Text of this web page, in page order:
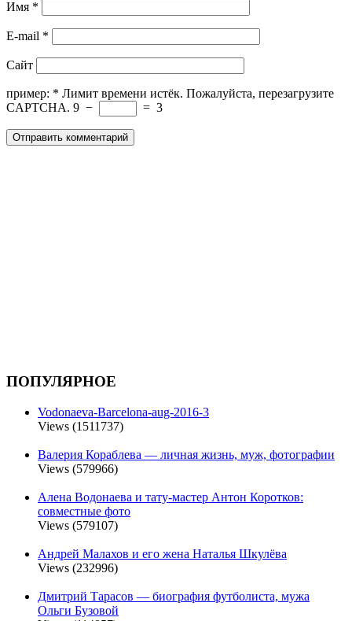
Имя *
E-mail *
Сайт
пример: * Лимит времени истёк. Пожалуйста, перезагрузите
CAPTCHA. 9 − = 3
ПОПУЛЯРНОЕ
Vodonaeva-Barcelona-aug-2016-3
Views (1511737)
Валерия Кораблева — личная жизнь, муж, фотографии
Views (579966)
Алена Водонаева и тату-мастер Антон Коротков:
совместные фото
Views (579107)
Андрей Малахов и его жена Наталья Шкулёва
Views (232996)
Дмитрий Тарасов — биография футболиста, мужа
Ольги Бузовой